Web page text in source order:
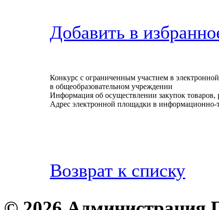
Добавить в
Конкурс с ограниченным участием в
в общеобразовательном учреждении
Информация об осуществлении закупок
Адрес электронной площадки в
Возврат к списку